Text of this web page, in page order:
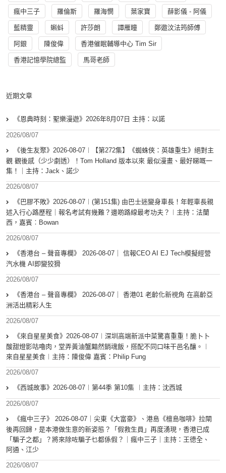
瘋中三子 羅倫斯 羅海憫 葉家寶 薛影儀 - 阿儀
藍精靈 蝌蚪 許莎朗 譚雁瞳 鄭遨汶法筠師傅
阿銀 陳俊偉 香港催眠輔導中心 Tim Sir
香港記憶學院總監 馬哥老師
近期文章
《恩典時刻：聖樂漫遊》2026年8月07日 主持：以諾
2026/08/07
《後生友聚》2026-08-07︱【第272集】《蜘蛛俠：英雄重生》絕對主
觀 觀後感（少少劇透）！Tom Holland 版本以來 最似漫畫、最好睇嘅一
集！｜主持：Jack、諾少
2026/08/07
《巴膠不敗》2026-08-07︱(第151集) 由巴士迷變身車長！年輕車長親
述入行心路歷程｜報名考試有幾難？邊啲路線最考功夫？︱主持：法蘭
西，嘉賓︰Bowan
2026/08/07
《香港台 – 聲音專欄》 2026-08-07｜ 信報CEO AI EJ Tech模擬經營
汽水機 AI即變狡猾
2026/08/07
《香港台 – 聲音專欄》 2026-08-07｜ 香港01 老齡化新視角 在高齡亞
洲活出精彩人生
2026/08/07
《來自星星美食》2026-08-07︱深圳高端新派中菜驚喜重重！脆卜卜
酸甜燈影咕嚕肉，堂弄黃油蟹黯然銷魂飯，搭配不同口味干邑名釀。︱
來自星星美食︱主持：陳俊偉 嘉賓：Philip Fung
2026/08/07
《西城故事》2026-08-07︱第44季 第10集 ︱主持：沈西城
2026/08/07
《瘋中三子》 2026-08-07｜尖東《大富豪》、港島《檀島咖啡》拉閘
後再回歸，是本港做生意的新姿態？「假救生員」再度湧現，香港已成
「騙子之都」？將來除咗騙子乜都係假？｜瘋中三子｜主持：王德全、
阿通、江少
2026/08/07